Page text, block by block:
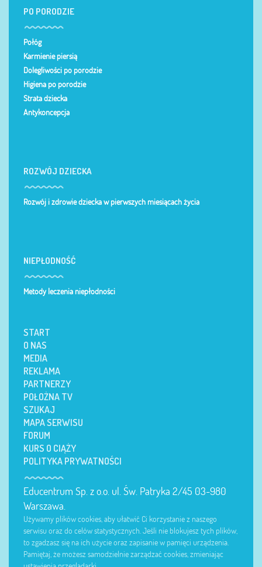
PO PORODZIE
Połóg
Karmienie piersią
Dolegliwości po porodzie
Higiena po porodzie
Strata dziecka
Antykoncepcja
ROZWÓJ DZIECKA
Rozwój i zdrowie dziecka w pierwszych miesiącach życia
NIEPŁODNOŚĆ
Metody leczenia niepłodności
START
O NAS
MEDIA
REKLAMA
PARTNERZY
POŁOŻNA TV
SZUKAJ
MAPA SERWISU
FORUM
KURS O CIĄŻY
POLITYKA PRYWATNOŚCI
Educentrum Sp. z o.o. ul. Św. Patryka 2/45 03-980
Warszawa.
Używamy plików cookies, aby ułatwić Ci korzystanie z naszego
serwisu oraz do celów statystycznych. Jeśli nie blokujesz tych plików,
to zgadzasz się na ich użycie oraz zapisanie w pamięci urządzenia.
Pamiętaj, że możesz samodzielnie zarządzać cookies, zmieniając